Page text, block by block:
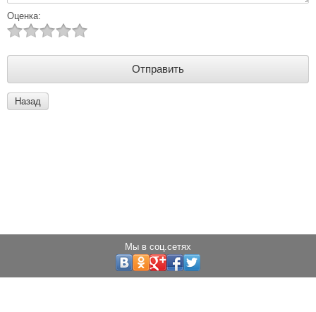
Оценка:
Назад
Мы в соц.сетях